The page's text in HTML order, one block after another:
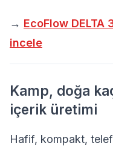
→ EcoFlow
incele
Kamp, doğa
içerik üretimi
Hafif, kompakt,